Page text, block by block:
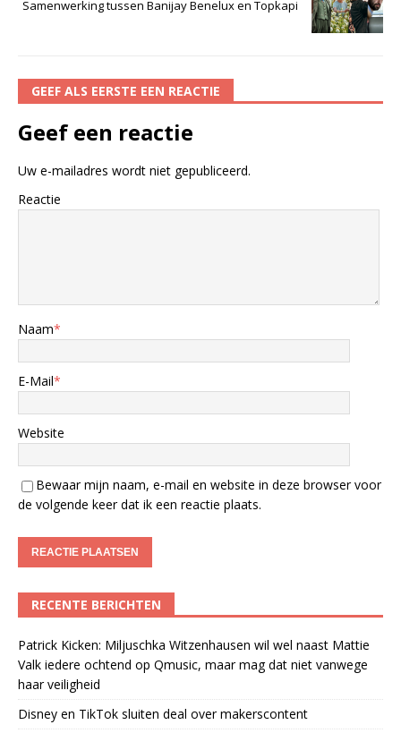
Samenwerking tussen Banijay Benelux en Topkapi
GEEF ALS EERSTE EEN REACTIE
Geef een reactie
Uw e-mailadres wordt niet gepubliceerd.
Reactie
Naam*
E-Mail*
Website
Bewaar mijn naam, e-mail en website in deze browser voor
de volgende keer dat ik een reactie plaats.
RECENTE BERICHTEN
Patrick Kicken: Miljuschka Witzenhausen wil wel naast Mattie
Valk iedere ochtend op Qmusic, maar mag dat niet vanwege
haar veiligheid
Disney en TikTok sluiten deal over makerscontent